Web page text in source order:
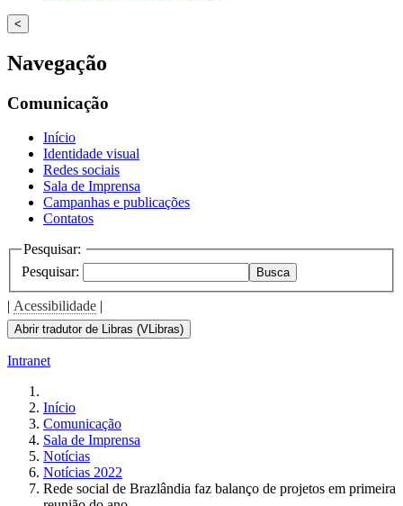
/".
This
shortcut
activates
screen
help
navigate
interact
the
content.
<
Navegação
Comunicação
Início
Identidade visual
Redes sociais
Sala de Imprensa
Campanhas e publicações
Contatos
Pesquisar:
Pesquisar:
Busca
| Acessibilidade |
Abrir tradutor de Libras (VLibras)
Intranet
Início
Comunicação
Sala de Imprensa
Notícias
Notícias 2022
Rede social de Brazlândia faz balanço de projetos em primeira